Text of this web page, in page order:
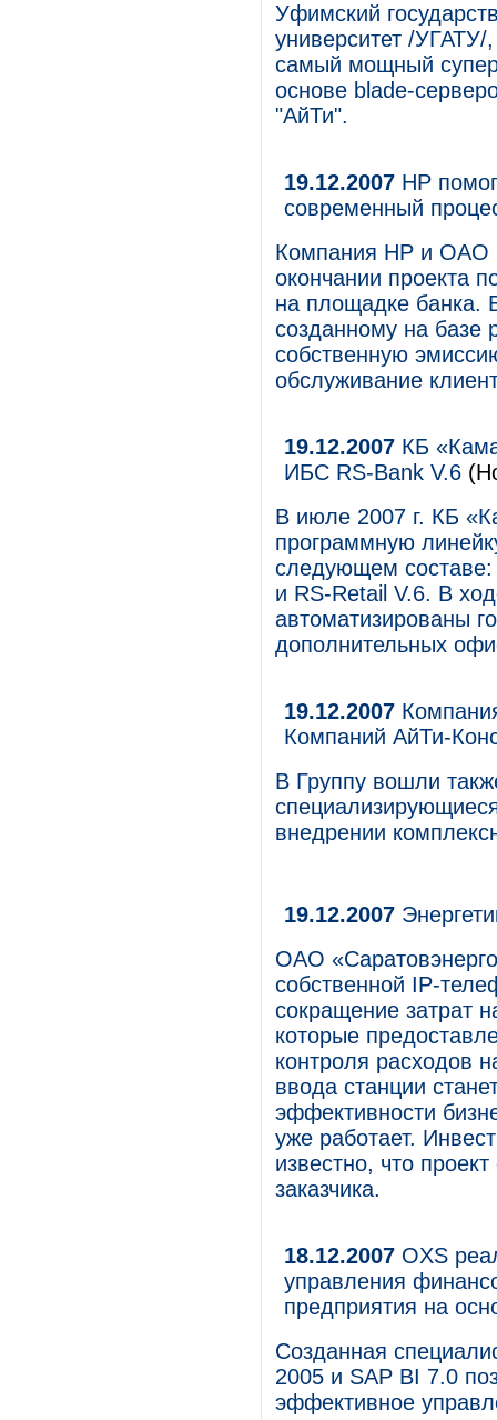
Уфимский
университет /
самый мощный
основе blade-
"АйТи".
19.12.2007 НР
современный
Компания НР и ОАО
окончании проекта
на площадке банка.
созданному на базе
собственную
обслуживание
19.12.2007 КБ
ИБС RS-Bank V.6
В июле 2007 г. КБ
программную
следующем составе:
и RS-Retail V.6. В
автоматизированы
дополнительных
19.12.2007
Компаний АйТи-
В Группу вошли
внедрении
19.12.2007
ОАО
собственной IP-
сокращение затрат
которые
контроля расходов
ввода станции
эффективности
уже работает.
известно, что
заказчика.
18.12.2007 OXS
управления
предприятия на
Созданная
2005 и SAP BI 7.0
эффективное